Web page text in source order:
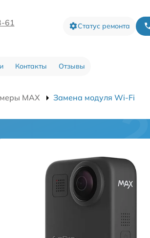
61 Статус ремонта
Контакты Отзывы
MAX Замена модуля Wi-Fi